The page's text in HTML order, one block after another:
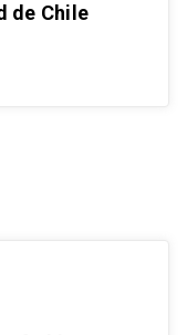
de Chile